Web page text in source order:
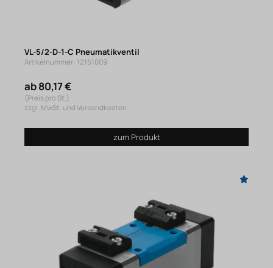
VL-5/2-D-1-C Pneumatikventil
Artikelnummer: 12151009
ab 80,17 €
(Preis pro St.)
zzgl. MwSt. und Versandkosten
zum Produkt